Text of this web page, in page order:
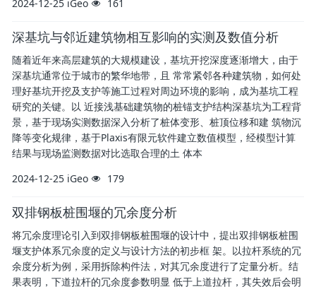
2024-12-25 iGeo 161
深基坑与邻近建筑物相互影响的实测及数值分析
随着近年来高层建筑的大规模建设，基坑开挖深度逐渐增大，由于
深基坑通常位于城市的繁华地带，且 常常紧邻各种建筑物，如何处
理好基坑开挖及支护等施工过程对周边环境的影响，成为基坑工程
研究的关键。以 近接浅基础建筑物的桩锚支护结构深基坑为工程背
景，基于现场实测数据深入分析了桩体变形、桩顶位移和建 筑物沉
降等变化规律，基于Plaxis有限元软件建立数值模型，经模型计算
结果与现场监测数据对比选取合理的土 体本
2024-12-25 iGeo 179
双排钢板桩围堰的冗余度分析
将冗余度理论引入到双排钢板桩围堰的设计中，提出双排钢板桩围
堰支护体系冗余度的定义与设计方法的初步框 架。以拉杆系统的冗
余度分析为例，采用拆除构件法，对其冗余度进行了定量分析。结
果表明，下道拉杆的冗余度参数明显 低于上道拉杆，其失效后会明